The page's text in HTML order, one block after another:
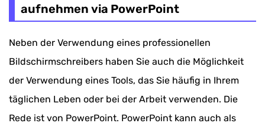
aufnehmen via PowerPoint
Neben der Verwendung eines professionellen
Bildschirmschreibers haben Sie auch die Möglichkeit
der Verwendung eines Tools, das Sie häufig in Ihrem
täglichen Leben oder bei der Arbeit verwenden. Die
Rede ist von PowerPoint. PowerPoint kann auch als